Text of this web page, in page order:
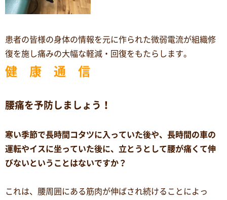
患者の皆様の身体の情報を元に作られた微弱電流が組織修
復を施し痛みの大幅な軽減・回復をもたらします。
健 康 通 信
腰痛を予防しましょう！
寒い季節で長時間コタツに入っていた後や、長時間の車の
運転やイスに坐っていた後に、立とうとして腰が痛くて伸
びないということはないですか？
これは、腰周囲にある筋肉が伸ばされ続けることによっ